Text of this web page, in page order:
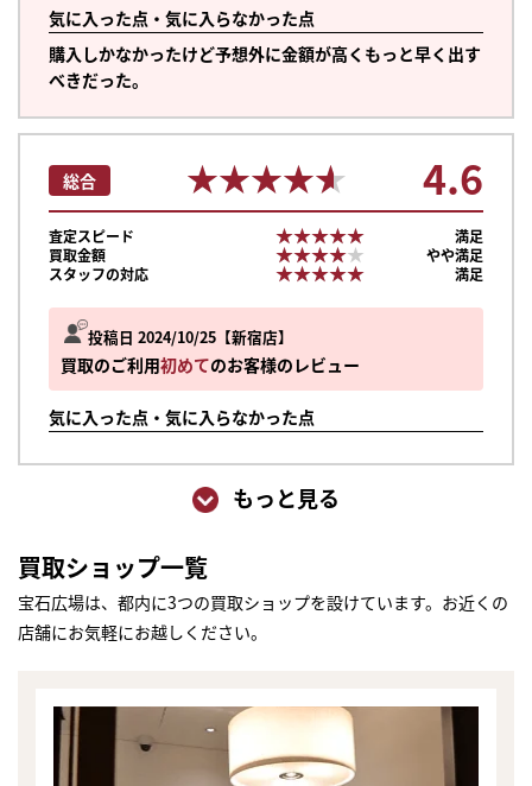
気に入った点・気に入らなかった点
購入しかなかったけど予想外に金額が高くもっと早く出す
べきだった。
投稿日 2024/10/25 新宿店
買取のご利用初めてのお客様のレビュー
気に入った点・気に入らなかった点
総合 ★★★★★
★★★★★ 4.6
査定スピード ★★★★★
★★★★★
満足
買取金額
★★★★★
★★★★★
やや満足
スタッフの対応
★★★★★
★★★★★ 満足
もっと見る
買取ショップ一覧
宝石広場は、都内に3つの買取ショップを設けています。お近くの
店舗にお気軽にお越しください。
まずは
かんたん30秒でお試し査定